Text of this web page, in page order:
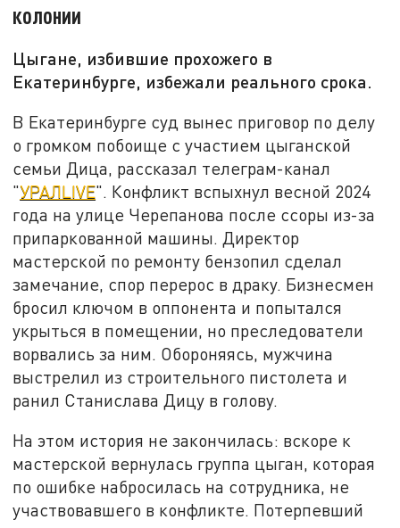
колонии
Цыгане, избившие прохожего в
Екатеринбурге, избежали реального срока.
В Екатеринбурге суд вынес приговор по делу
о громком побоище с участием цыганской
семьи Дица, рассказал телеграм-канал
"УРАЛLIVE". Конфликт вспыхнул весной 2024
года на улице Черепанова после ссоры из-за
припаркованной машины. Директор
мастерской по ремонту бензопил сделал
замечание, спор перерос в драку. Бизнесмен
бросил ключом в оппонента и попытался
укрыться в помещении, но преследователи
ворвались за ним. Обороняясь, мужчина
выстрелил из строительного пистолета и
ранил Станислава Дицу в голову.
На этом история не закончилась: вскоре к
мастерской вернулась группа цыган, которая
по ошибке набросилась на сотрудника, не
участвовавшего в конфликте. Потерпевший